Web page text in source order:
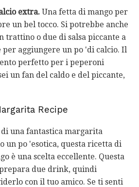
extra. Una fetta di mango per
un bel tocco. Si potrebbe anche
trattino o due di salsa piccante a
aggiungere un po 'di calcio. Il
perfetto per i peperoni
un fan del caldo e del piccante,
Recipe
di una fantastica margarita
un po 'esotica, questa ricetta di
è una scelta eccellente. Questa
due drink, quindi
con il tuo amico. Se ti senti